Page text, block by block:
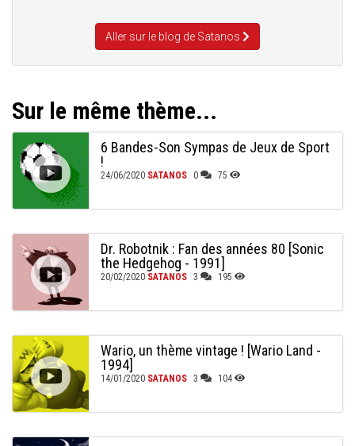
Aller sur le blog de Satanos
Sur le même thème...
6 Bandes-Son Sympas de Jeux de Sport
!
24/06/2020 SATANOS 0 75
Dr. Robotnik : Fan des années 80 [Sonic
the Hedgehog - 1991]
20/02/2020 SATANOS 3 195
Wario, un thème vintage ! [Wario Land -
1994]
14/01/2020 SATANOS 3 104